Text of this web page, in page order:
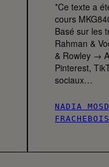
*Ce texte a
cours
Basé sur les
Rahman &
& Rowley →
Pinterest,
sociaux…
NADIA
FRACHEBOIS